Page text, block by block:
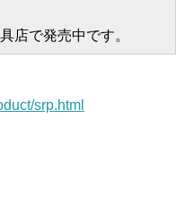
店で発売中です。
srp.html